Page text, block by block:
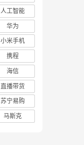
人工智能
华为
小米手机
携程
海信
直播带货
苏宁易购
马斯克